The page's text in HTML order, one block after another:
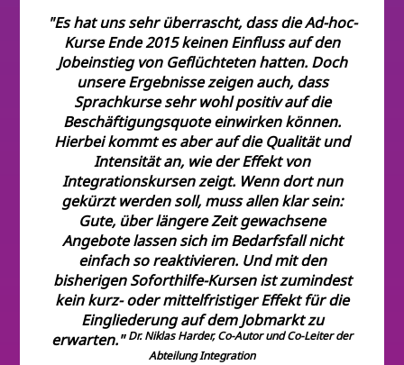
"Es hat uns sehr überrascht, dass die Ad-hoc-
Kurse Ende 2015 keinen Einfluss auf den
Jobeinstieg von Geflüchteten hatten. Doch
unsere Ergebnisse zeigen auch, dass
Sprachkurse sehr wohl positiv auf die
Beschäftigungsquote einwirken können.
Hierbei kommt es aber auf die Qualität und
Intensität an, wie der Effekt von
Integrationskursen zeigt. Wenn dort nun
gekürzt werden soll, muss allen klar sein:
Gute, über längere Zeit gewachsene
Angebote lassen sich im Bedarfsfall nicht
einfach so reaktivieren. Und mit den
bisherigen Soforthilfe-Kursen ist zumindest
kein kurz- oder mittelfristiger Effekt für die
Eingliederung auf dem Jobmarkt zu
erwarten."Dr. Niklas Harder, Co-Autor und Co-Leiter der
Abteilung Integration